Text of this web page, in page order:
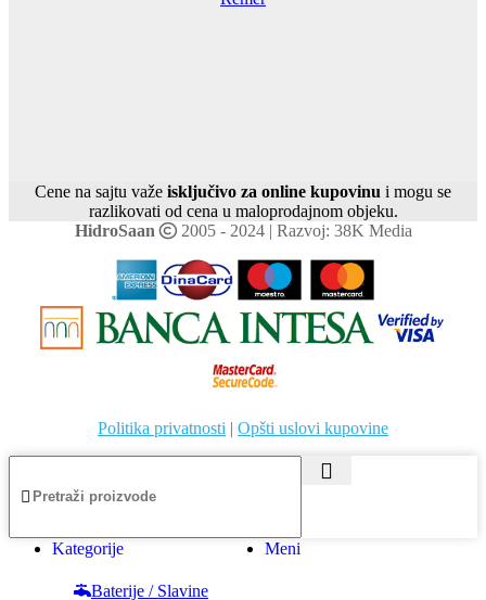
Cene na sajtu važe isključivo za online kupovinu i mogu se
razlikovati od cena u maloprodajnom objeku.
HidroSaan
2005 - 2024 | Razvoj: 38K Media
Politika privatnosti | Opšti uslovi kupovine
Meni
Kategorije
Baterije / Slavine